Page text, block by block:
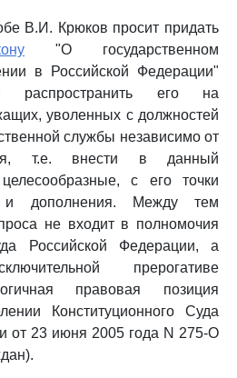
В.И. Крюков просит придать
"О государственном
в Российской Федерации"
его на
уволенных с должностей
службы независимо от
т.е. внести в данный
с его точки
и дополнения. Между тем
не входит в полномочия
Российской Федерации, а
прерогативе
правовая позиция
Конституционного Суда
от 23 июня 2005 года N 275-О